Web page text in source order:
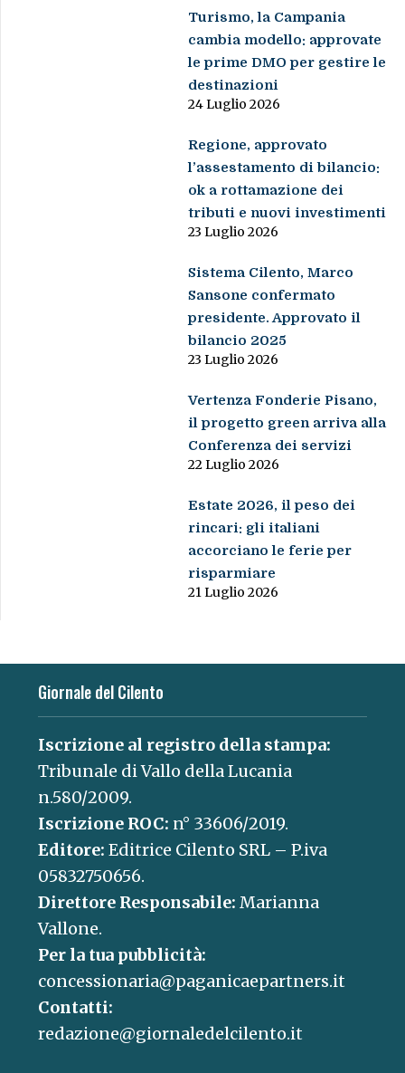
Turismo, la Campania
cambia modello: approvate
le prime DMO per gestire le
destinazioni
24 Luglio 2026
Regione, approvato
l’assestamento di bilancio:
ok a rottamazione dei
tributi e nuovi investimenti
23 Luglio 2026
Sistema Cilento, Marco
Sansone confermato
presidente. Approvato il
bilancio 2025
23 Luglio 2026
Vertenza Fonderie Pisano,
il progetto green arriva alla
Conferenza dei servizi
22 Luglio 2026
Estate 2026, il peso dei
rincari: gli italiani
accorciano le ferie per
risparmiare
21 Luglio 2026
Giornale del Cilento
Iscrizione al registro della stampa:
Tribunale di Vallo della Lucania
n.580/2009.
Iscrizione ROC: n° 33606/2019.
Editore: Editrice Cilento SRL – P.iva
05832750656.
Direttore Responsabile: Marianna
Vallone.
Per la tua pubblicità:
concessionaria@paganicaepartners.it
Contatti:
redazione@giornaledelcilento.it